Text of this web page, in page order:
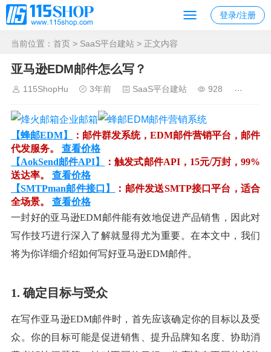
登录/注册
当前位置： 首页 > SaaS平台建站 > 正文内容
亚马逊EDM邮件怎么写？
115ShopHu 3年前 SaaS平台建站 928
【蜂邮EDM】
：邮件群发系统，EDM邮件营销平台，邮件
代发服务。 查看价格
【AokSend邮件API】
：触发式邮件API，15元/万封，99%
送达率。 查看价格
【SMTPman邮件接口】
：邮件发送SMTP接口平台，适合
全场景。 查看价格
一封好的亚马逊EDM邮件能有效地促进产品销售，因此对
写作技巧进行深入了解就显得尤为重要。在本文中，我们
将为你详细介绍如何写好亚马逊EDM邮件。
1. 确定目标与受众
在写作亚马逊EDM邮件时，首先应该确定你的目标以及受
众。你的目标可能是促进销售、提升品牌知名度、协助消